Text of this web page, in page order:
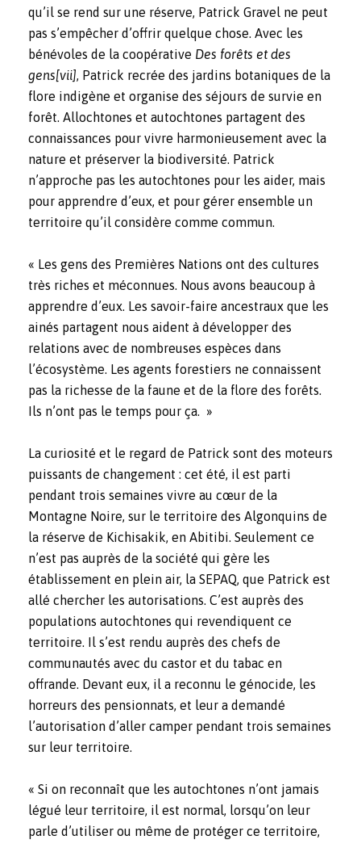
qu’il se rend sur une réserve, Patrick Gravel ne peut
pas s’empêcher d’offrir quelque chose. Avec les
bénévoles de la coopérative Des forêts et des
gens[vii], Patrick recrée des jardins botaniques de la
flore indigène et organise des séjours de survie en
forêt. Allochtones et autochtones partagent des
connaissances pour vivre harmonieusement avec la
nature et préserver la biodiversité. Patrick
n’approche pas les autochtones pour les aider, mais
pour apprendre d’eux, et pour gérer ensemble un
territoire qu’il considère comme commun.
« Les gens des Premières Nations ont des cultures
très riches et méconnues. Nous avons beaucoup à
apprendre d’eux. Les savoir-faire ancestraux que les
ainés partagent nous aident à développer des
relations avec de nombreuses espèces dans
l’écosystème. Les agents forestiers ne connaissent
pas la richesse de la faune et de la flore des forêts.
Ils n’ont pas le temps pour ça. »
La curiosité et le regard de Patrick sont des moteurs
puissants de changement : cet été, il est parti
pendant trois semaines vivre au cœur de la
Montagne Noire, sur le territoire des Algonquins de
la réserve de Kichisakik, en Abitibi. Seulement ce
n’est pas auprès de la société qui gère les
établissement en plein air, la SEPAQ, que Patrick est
allé chercher les autorisations. C’est auprès des
populations autochtones qui revendiquent ce
territoire. Il s’est rendu auprès des chefs de
communautés avec du castor et du tabac en
offrande. Devant eux, il a reconnu le génocide, les
horreurs des pensionnats, et leur a demandé
l’autorisation d’aller camper pendant trois semaines
sur leur territoire.
« Si on reconnaît que les autochtones n’ont jamais
légué leur territoire, il est normal, lorsqu’on leur
parle d’utiliser ou même de protéger ce territoire,